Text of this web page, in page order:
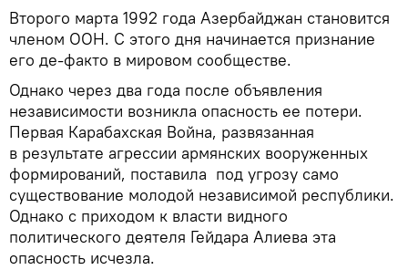
Второго марта 1992 года Азербайджан становится
членом ООН. С этого дня начинается признание
его де-факто в мировом сообществе.
Однако через два года после объявления
независимости возникла опасность ее потери.
Первая Карабахская Война, развязанная
в результате агрессии армянских вооруженных
формирований, поставила под угрозу само
существование молодой независимой республики.
Однако с приходом к власти видного
политического деятеля Гейдара Алиева эта
опасность исчезла.